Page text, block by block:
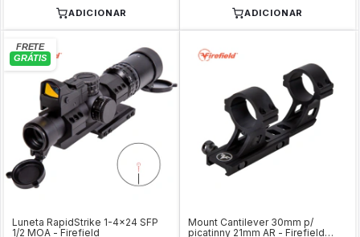
ADICIONAR ADICIONAR
Luneta RapidStrike 1-4x24 SFP
1/2 MOA - Firefield
Mount Cantilever 30mm p/
picatinny 21mm AR - Firefield